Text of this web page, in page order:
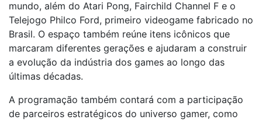
mundo, além do Atari Pong, Fairchild Channel F e o
Telejogo Philco Ford, primeiro videogame fabricado no
Brasil. O espaço também reúne itens icônicos que
marcaram diferentes gerações e ajudaram a construir
a evolução da indústria dos games ao longo das
últimas décadas.
A programação também contará com a participação
de parceiros estratégicos do universo gamer, como